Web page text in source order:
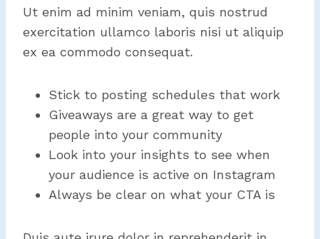
Ut enim ad minim veniam, quis nostrud
exercitation ullamco laboris nisi ut aliquip
ex ea commodo consequat.
Stick to posting schedules that work
Giveaways are a great way to get
people into your community
Look into your insights to see when
your audience is active on Instagram
Always be clear on what your CTA is